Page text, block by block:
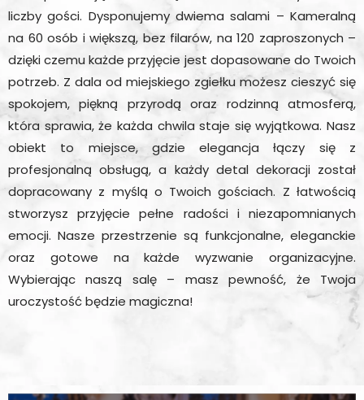
liczby gości. Dysponujemy dwiema salami – Kameralną
na 60 osób i większą, bez filarów, na 120 zaproszonych –
dzięki czemu każde przyjęcie jest dopasowane do Twoich
potrzeb. Z dala od miejskiego zgiełku możesz cieszyć się
spokojem, piękną przyrodą oraz rodzinną atmosferą,
która sprawia, że każda chwila staje się wyjątkowa. Nasz
obiekt to miejsce, gdzie elegancja łączy się z
profesjonalną obsługą, a każdy detal dekoracji został
dopracowany z myślą o Twoich gościach. Z łatwością
stworzysz przyjęcie pełne radości i niezapomnianych
emocji. Nasze przestrzenie są funkcjonalne, eleganckie
oraz gotowe na każde wyzwanie organizacyjne.
Wybierając naszą salę – masz pewność, że Twoja
uroczystość będzie magiczna!